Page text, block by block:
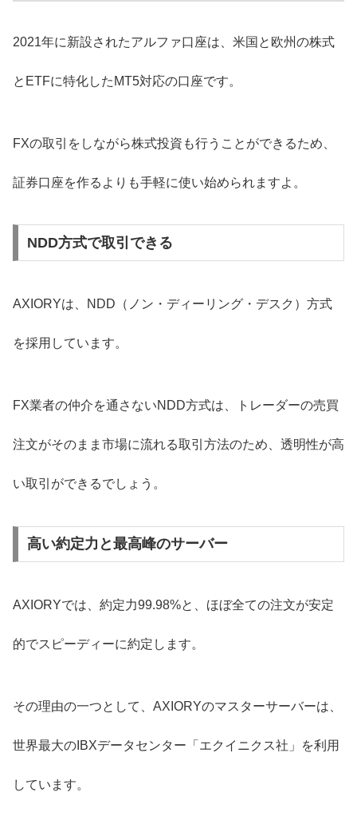
2021年に新設されたアルファ口座は、米国と欧州の株式
とETFに特化したMT5対応の口座です。
FXの取引をしながら株式投資も行うことができるため、
証券口座を作るよりも手軽に使い始められますよ。
NDD方式で取引できる
AXIORYは、NDD（ノン・ディーリング・デスク）方式
を採用しています。
FX業者の仲介を通さないNDD方式は、トレーダーの売買
注文がそのまま市場に流れる取引方法のため、透明性が高
い取引ができるでしょう。
高い約定力と最高峰のサーバー
AXIORYでは、約定力99.98%と、ほぼ全ての注文が安定
的でスピーディーに約定します。
その理由の一つとして、AXIORYのマスターサーバーは、
世界最大のIBXデータセンター「エクイニクス社」を利用
しています。